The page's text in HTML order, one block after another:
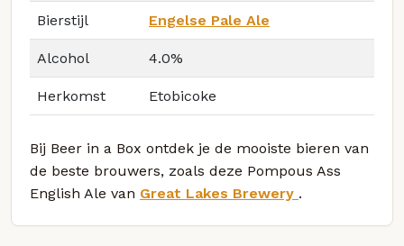
Bierstijl Engelse Pale Ale
Alcohol 4.0%
Herkomst Etobicoke
Bij Beer in a Box ontdek je de mooiste bieren van
de beste brouwers, zoals deze Pompous Ass
English Ale van Great Lakes Brewery .